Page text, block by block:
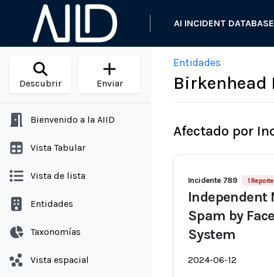
AI INCIDENT DATABASE
Descubrir Enviar
Bienvenido a la AIID
Vista Tabular
Vista de lista
Entidades
Taxonomías
Vista espacial
Entidades
Birkenhead
Afectado por
Incidente 789 1 Reporte
Independent
Spam by
System
2024-06-12